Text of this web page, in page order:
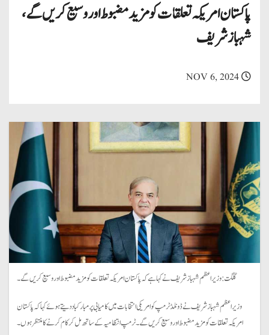
پاکستان امریکہ تعلقات کو مزید مضبوط اور وسیع کریں گے،
شہباز شریف
NOV 6, 2024
گلگت: وزیر اعظم شہباز شریف نے کہا ہے کہ پاکستان امریکہ تعلقات کو مزید مضبوط اور وسیع کریں گے۔
وزیر اعظم شہباز شریف نے ڈونلڈ ٹرمپ کو امریکی انتخابات میں کامیابی پر مبارکباد دیتے ہوئے کہا کہ پاکستان
امریکہ تعلقات کو مزید مضبوط اور وسیع کریں گے۔ ٹرمپ انتظامیہ کے ساتھ مل کر کام کرنے کا منتظر ہوں۔